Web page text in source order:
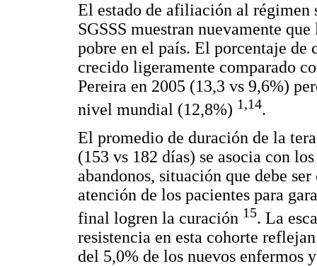
El estado de afiliación al régimen
SGSSS muestran nuevamente
pobre en el país. El porcentaje de
crecido ligeramente comparado
Pereira en 2005 (13,3 vs 9,6%)
nivel mundial (12,8%) 1,14.
El promedio de duración de la
(153 vs 182 días) se asocia con
abandonos, situación que debe
atención de los pacientes para
final logren la curación 15. La
resistencia en esta cohorte
del 5,0% de los nuevos enfermos